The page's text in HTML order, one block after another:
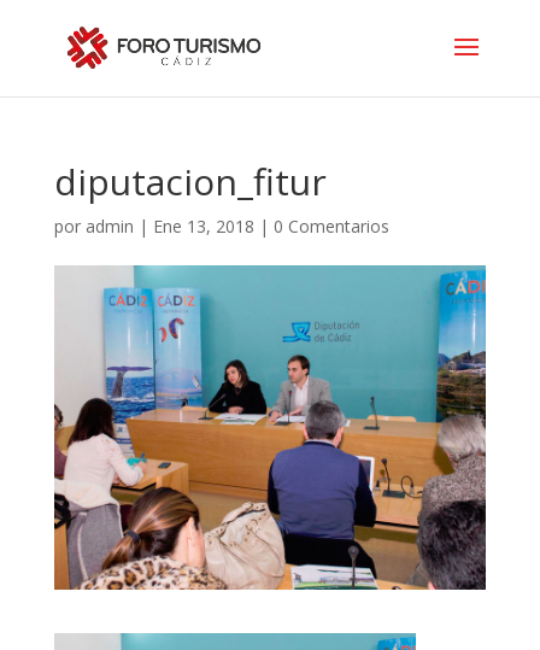
diputacion_fitur
por admin | Ene 13, 2018 | 0 Comentarios